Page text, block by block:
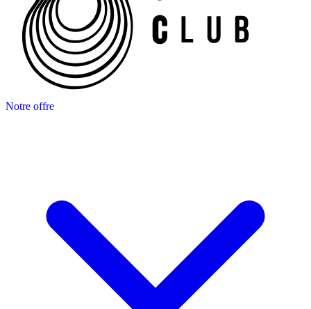
Notre offre